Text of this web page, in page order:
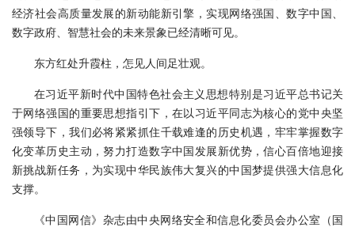
经济社会高质量发展的新动能新引擎，实现网络强国、数字中国、
数字政府、智慧社会的未来景象已经清晰可见。
东方红处升霞柱，怎见人间足壮观。
在习近平新时代中国特色社会主义思想特别是习近平总书记关
于网络强国的重要思想指引下，在以习近平同志为核心的党中央坚
强领导下，我们必将紧紧抓住千载难逢的历史机遇，牢牢掌握数字
化变革历史主动，努力打造数字中国发展新优势，信心百倍地迎接
新挑战新任务，为实现中华民族伟大复兴的中国梦提供强大信息化
支撑。
《中国网信》杂志由中央网络安全和信息化委员会办公室（国